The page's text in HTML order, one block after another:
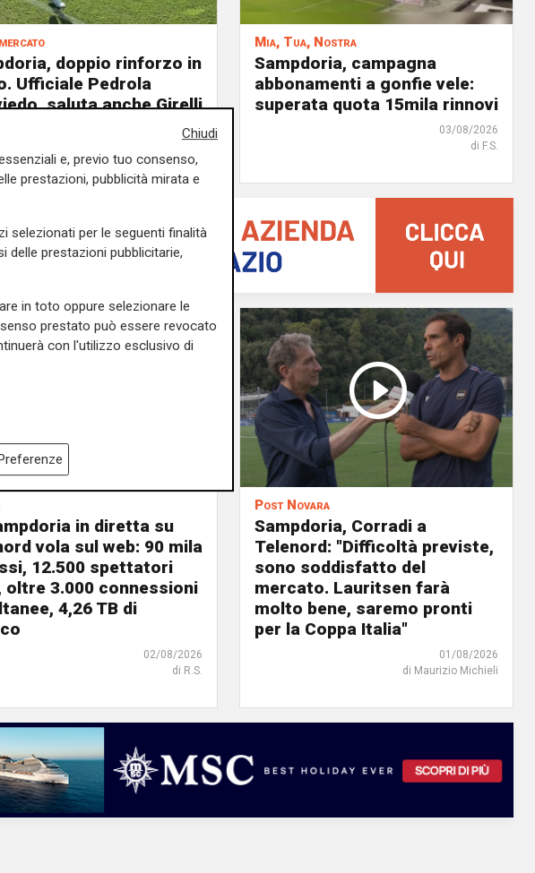
doppio rinforzo in
Ufficiale Pedrola
saluta anche Girelli
03/08/2026
Mia, Tua, Nostra
Sampdoria, campagna
abbonamenti a gonfie vele:
superata quota 15mila rinnovi
03/08/2026
di F.S.
in diretta su
vola sul web: 90 mila
12.500 spettatori
oltre 3.000 connessioni
4,26 TB di
02/08/2026
di R.S.
Post Novara
Sampdoria, Corradi a
Telenord: "Difficoltà previste,
sono soddisfatto del
mercato. Lauritsen farà
molto bene, saremo pronti
per la Coppa Italia"
01/08/2026
di Maurizio Michieli
Chiudi
e, previo tuo consenso,
prestazioni, pubblicità mirata e
selezionati per le seguenti finalità
delle prestazioni pubblicitarie,
in toto oppure selezionare le
prestato può essere revocato
con l'utilizzo esclusivo di